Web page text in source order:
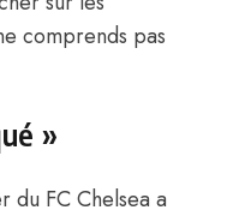
comprends pas
»
du FC Chelsea a